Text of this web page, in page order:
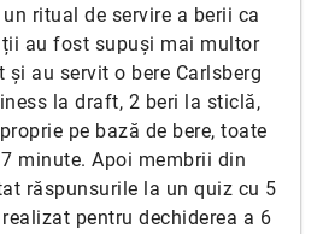
ritual de servire a berii ca
au fost supuși mai multor
și au servit o bere Carlsberg
la draft, 2 beri la sticlă,
pe bază de bere, toate
minute. Apoi membrii din
răspunsurile la un quiz cu 5
pentru dechiderea a 6